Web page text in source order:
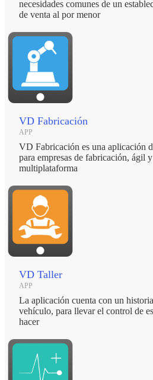
necesidades comunes de un
de venta al por menor
VD Fabricación
APP
VD Fabricación es una aplicación
para empresas de fabricación, ágil y
multiplataforma
VD Taller
APP
La aplicación cuenta con un
vehículo, para llevar el control de
hacer